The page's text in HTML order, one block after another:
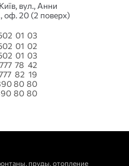
вул., Анни
оф. 20 (2 поверх)
01 03
01 02
01 03
78 42
82 19
80 80
80 80
пруды, отопление